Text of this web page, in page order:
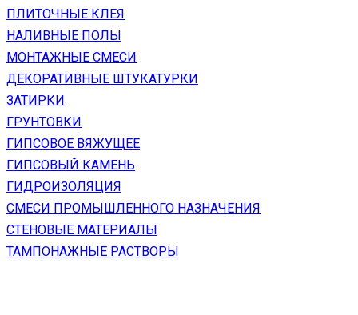
ПЛИТОЧНЫЕ КЛЕЯ
НАЛИВНЫЕ ПОЛЫ
МОНТАЖНЫЕ СМЕСИ
ДЕКОРАТИВНЫЕ ШТУКАТУРКИ
ЗАТИРКИ
ГРУНТОВКИ
ГИПСОВОЕ ВЯЖУЩЕЕ
ГИПСОВЫЙ КАМЕНЬ
ГИДРОИЗОЛЯЦИЯ
СМЕСИ ПРОМЫШЛЕННОГО НАЗНАЧЕНИЯ
СТЕНОВЫЕ МАТЕРИАЛЫ
ТАМПОНАЖНЫЕ РАСТВОРЫ